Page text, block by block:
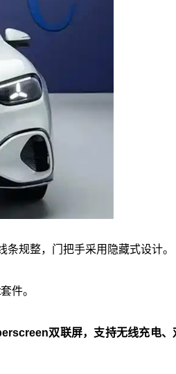
规整，门把手采用隐藏式设计。
件。
双联屏，支持无线充电、